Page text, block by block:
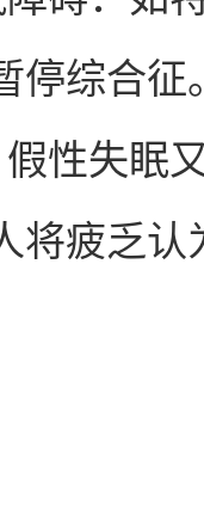
停综合征
假性失眠
将疲乏认